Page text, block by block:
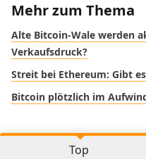
Mehr zum Thema
Alte Bitcoin-Wale werden
Verkaufsdruck?
Streit bei Ethereum: Gibt
Bitcoin plötzlich im
Top